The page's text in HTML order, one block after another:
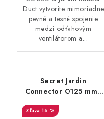
Duct vytvoríte mimoriadne
pevné a tesné spojenie
medzi odťahovým
ventilátorom a...
Secret Jardin
Connector O125 mm -
konektor pro Ducting
Flange (16mm)
16 %